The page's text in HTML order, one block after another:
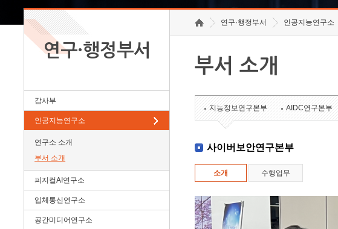
연구·행정부서
감사부
인공지능연구소
연구소 소개
부서 소개
피지컬AI연구소
입체통신연구소
공간미디어연구소
연구·행정부서 인공지능연구소
부서 소개
지능정보연구본부 AIDC연구본부
사이버보안연구본부
소개 수행업무